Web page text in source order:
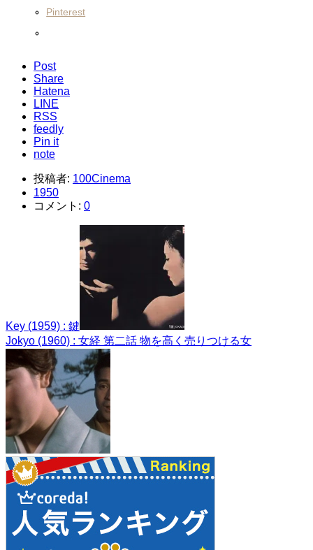
Pinterest
Post
Share
Hatena
LINE
RSS
feedly
Pin it
note
投稿者: 100Cinema
1950
コメント: 0
Key (1959) : 鍵
Jokyo (1960) : 女経 第二話 物を高く売りつける女